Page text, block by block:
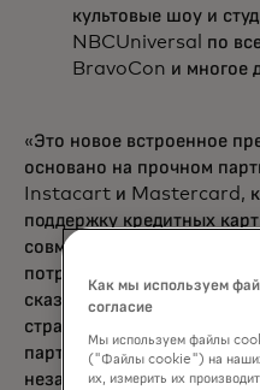
культовые шоу и
NBCUniversal по
BravoCon и многое
«Это новое встроенное
основано на прочном
Instacart и Mastercard,
поддержку кредитных
совместный брендинг
потребительской
сказала Хизер Ривера,
стратегии,
партнерствам Instacart.
незаменимым сервисом
Как мы используем
согласие
Мы используем файлы
("Файлы cookie") на
их, измерить их